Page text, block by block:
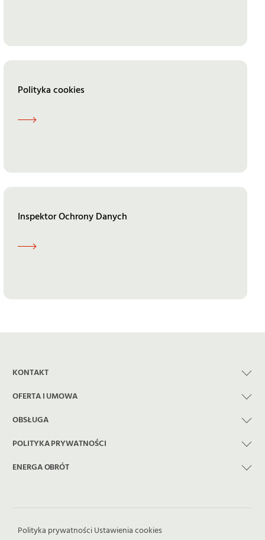
Polityka cookies
Inspektor Ochrony Danych
KONTAKT
OFERTA I UMOWA
OBSŁUGA
POLITYKA PRYWATNOŚCI
ENERGA OBRÓT
Polityka prywatności Ustawienia cookies